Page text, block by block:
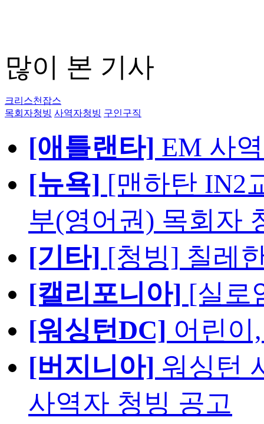
많이 본 기사
크리스천잡스
목회자청빙 사역자청빙 구인구직
[애틀랜타] EM 사
[뉴욕] [맨하탄 IN2
부(영어권) 목회자
[기타] [청빙] 칠레
[캘리포니아] [실로
[워싱턴DC] 어린이
[버지니아] 워싱턴
사역자 청빙 공고